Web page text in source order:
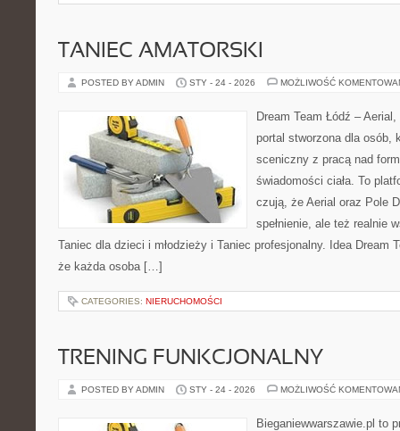
TANIEC AMATORSKI
POSTED BY ADMIN STY - 24 - 2026 MOŻLIWOŚĆ
Dream Team Łódź –
portal stworzona dla osób,
sceniczny z pracą nad
świadomości ciała. To
czują, że Aerial oraz Pole
spełnienie, ale też realnie
Taniec dla dzieci i młodzieży i Taniec profesjonalny. Idea Dream
że każda osoba […]
CATEGORIES: NIERUCHOMOŚCI
TRENING FUNKCJONALNY
POSTED BY ADMIN STY - 24 - 2026 MOŻLIWOŚĆ
Bieganiewwarszawie.pl to